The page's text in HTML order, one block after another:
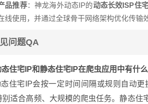
品推荐：神龙海外动态IP的动态长效ISP住
线使用，并通过全球骨干网络架构优化传输
问题QA
住宅IP和静态住宅IP在爬虫应用中有什么
住宅IP会按一定时间间隔或规则自动
别适合高频、大规模的爬虫任务。静态